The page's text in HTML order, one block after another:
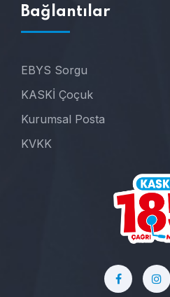
Bağlantılar
EBYS Sorgu
KASKİ Çoçuk
Kurumsal Posta
KVKK